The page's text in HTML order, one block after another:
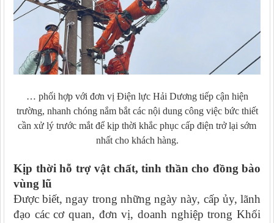
… phối hợp với đơn vị Điện lực Hải Dương tiếp cận hiện
trường, nhanh chóng nắm bắt các nội dung công việc bức thiết
cần xử lý trước mắt để kịp thời khắc phục cấp điện trở lại sớm
nhất cho khách hàng.
Kịp thời hỗ trợ vật chất, tinh thần cho đồng bào
vùng lũ
Được biết, ngay trong những ngày này, cấp ủy, lãnh
đạo các cơ quan, đơn vị, doanh nghiệp trong Khối